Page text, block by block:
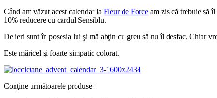
Când am văzut acest calendar la Fleur de Force am zis că trebuie să
10% reducere cu cardul Sensiblu.
De ieri sunt în posesia lui şi mă abţin cu greu să nu îl desfac. Chiar
Este măricel şi foarte simpatic colorat.
Conţine următoarele produse: